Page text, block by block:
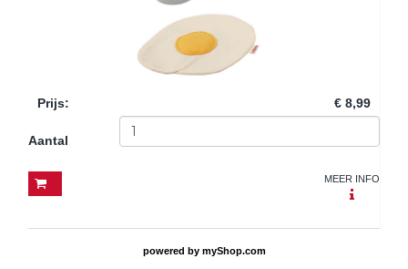
Prijs: € 8,99
Aantal
MEER INFO
powered by myShop.com